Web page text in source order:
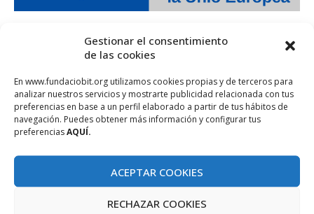
Gestionar el consentimiento
de las cookies
En www.fundaciobit.org utilizamos cookies propias y de terceros para
analizar nuestros servicios y mostrarte publicidad relacionada con tus
preferencias en base a un perfil elaborado a partir de tus hábitos de
navegación. Puedes obtener más información y configurar tus
preferenciasAQUÍ.
ACEPTAR COOKIES
RECHAZAR COOKIES